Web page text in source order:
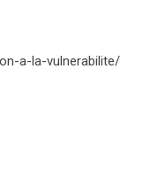
a-la-vulnerabilite/